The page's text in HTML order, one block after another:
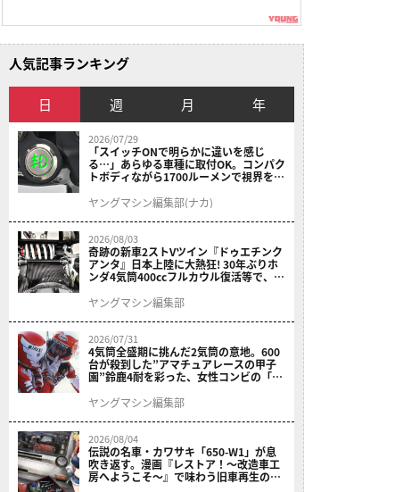
人気記事ランキング
日 週 月 年
2026/07/29
「スイッチONで明らかに違いを感じ
る…」あらゆる車種に取付OK。コンパク
トボディながら1700ルーメンで視界を確
ニット プレシャスレイ スモール］
ヤングマシン編集部(ナカ)
2026/08/03
奇跡の新車2ストVツイン『ドゥエチンク
アンタ』日本上陸に大熱狂! 30年ぶりホ
ンダ4気筒400ccフルカウル復活等で、ロ
ニュース振り返り】
ヤングマシン編集部
2026/07/31
4気筒全盛期に挑んだ2気筒の意地。600
台が殺到した”アマチュアレースの甲子
園”鈴鹿4耐を彩った、女性コンビの「ス
ヤングマシン編集部
2026/08/04
伝説の名車・カワサキ「650-W1」が息
吹き返す。漫画『レストア！～改造車工
房へようこそ～』で味わう旧車再生のロ